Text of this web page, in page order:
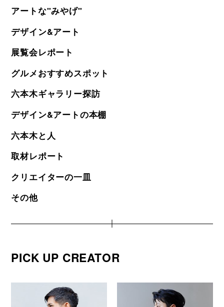
アートな"みやげ"
デザイン&アート
展覧会レポート
グルメおすすめスポット
六本木ギャラリー探訪
デザイン&アートの本棚
六本木と人
取材レポート
クリエイターの一皿
その他
PICK UP CREATOR